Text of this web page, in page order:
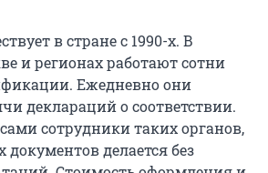
в стране с 1990-х. В
и регионах работают сотни
Ежедневно они
деклараций о соответствии.
сотрудники таких органов,
документов делается без